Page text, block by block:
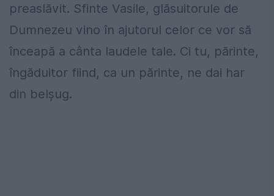
preaslăvit. Sfinte Vasile, glăsuitorule de
Dumnezeu vino în ajutorul celor ce vor să
înceapă a cânta laudele tale. Ci tu, părinte,
îngăduitor fiind, ca un părinte, ne dai har
din belşug.